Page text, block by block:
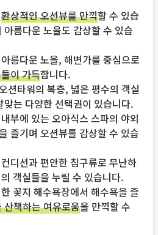
환상적인 오션뷰를 만끽할 수 있습
아름다운 노을도 감상할 수 있습
름다운 노을, 해변가를 중심으로
이 가득합니다.
션타워의 복층, 넓은 평수의 객실
맞는 다양한 선택권이 있습니다.
부에 있는 오아식스 스파의 야외
즐기며 오션뷰를 감상할 수 있습
디션과 편안한 침구류로 무난하
객실들을 누릴 수 있습니다.
꽃지 해수욕장에서 해수욕을 즐
산책하는 여유로움을 만끽할 수